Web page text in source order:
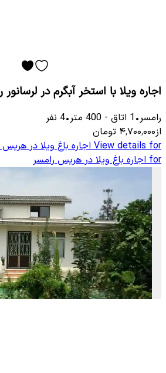
اجاره ویلا با استخر آبگرم در لرسانور
رامسر•
1 اتاق -
400 متر•
4 نفر
از۴٬۷۰۰٬۰۰۰ تومان
View details for اجاره باغ ویلا در
for اجاره باغ ویلا در هریس رامسر